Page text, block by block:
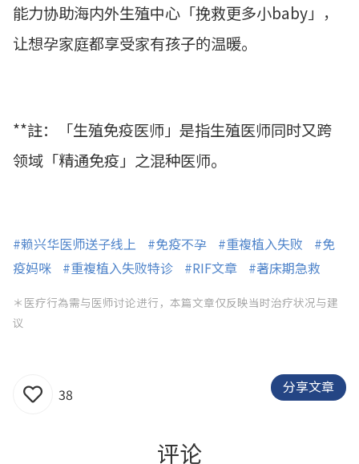
能力协助海内外生殖中心「挽救更多小baby」，
让想孕家庭都享受家有孩子的温暖。
**註：「生殖免疫医师」是指生殖医师同时又跨
领域「精通免疫」之混种医师。
#赖兴华医师送子线上 #免疫不孕 #重複植入失败
#免
疫妈咪
#重複植入失败特诊 #RIF文章 #著床期急救
＊医疗行為需与医师讨论进行，本篇文章仅反映当时治疗状况与建
议
38 分享文章
评论